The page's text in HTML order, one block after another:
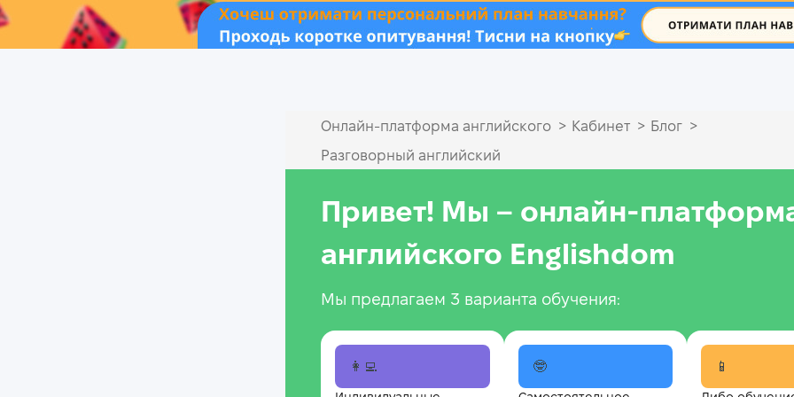
.
Онлайн‑платформа английского > Кабинет > Блог >
Разговорный английский
Привет! Мы –
английского Englishdom
Мы предлагаем 3 варианта обучения:
👩‍💻 🤓 📱